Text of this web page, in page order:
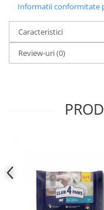
Informatii conformitate
Caracteristici
Review-uri(0)